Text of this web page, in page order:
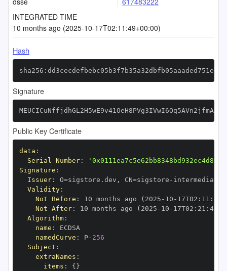
INTEGRATED TIME
10 months ago (2025-10-17T02:11:49+00:00)
Hash
Signature
Public Key Certificate
data :
Serial Number:
Signature :
Issuer: O=sigstore.dev , CN=sigstore -
Validity:
Not Before : 10 months ago (2025 - 10 - 17T02 : 11 :
Not After: 10 months ago (2025 - 10 - 17T02 : 21 :
Algorithm:
name :
namedCurve : P- 256
Subject :
extraNames :
items : { }